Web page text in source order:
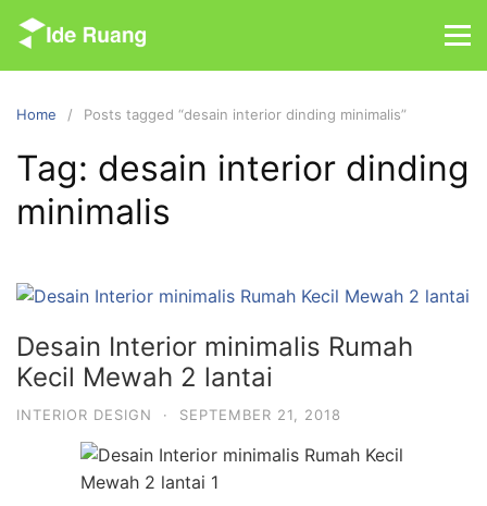
i
Home Posts tagged “desain interior dinding minimalis”
Tag: desain interior dinding
minimalis
Desain Interior minimalis Rumah
Kecil Mewah 2 lantai
INTERIOR DESIGN · SEPTEMBER 21, 2018